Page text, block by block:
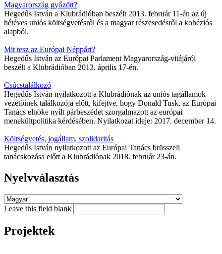
Magyarország győzött?
Hegedűs István a Klubrádióban beszélt 2013. február 11-én az új
hétéves uniós költségvetésről és a magyar részesedésről a kohéziós
alapból.
Mit tesz az Európai Néppárt?
Hegedűs István az Európai Parlament Magyarország-vitájáról
beszélt a Klubrádióban 2013. április 17-én.
Csúcstalálkozó
Hegedűs István nyilatkozott a Klubrádiónak az uniós tagállamok
vezetőinek találkozója előtt, kifejtve, hogy Donald Tusk, az Európai
Tanács elnöke nyílt párbeszédet szorgalmazott az európai
menekültpolitika kérdésében. Nyilatkozat ideje: 2017. december 14.
Költségvetés, jogállam, szolidaritás
Hegedűs István nyilatkozott az Európai Tanács brüsszeli
tanácskozása előtt a Klubrádiónak 2018. február 23-án.
Nyelvválasztás
Leave this field blank
Projektek